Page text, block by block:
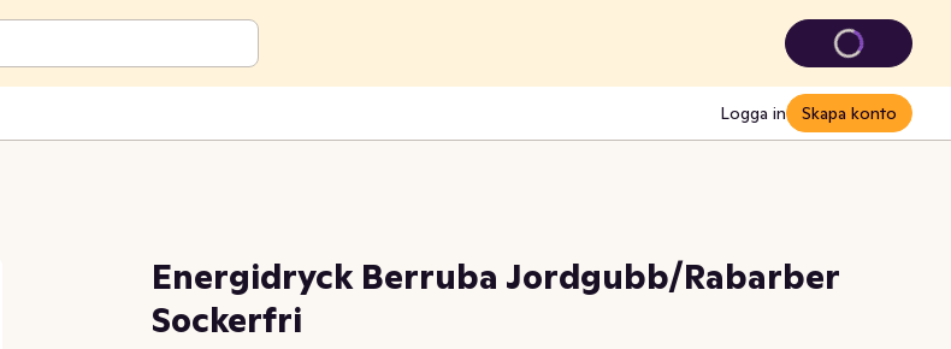
Logga in Skapa konto
Energidryck Berruba Jordgubb/Rabarber
Sockerfri